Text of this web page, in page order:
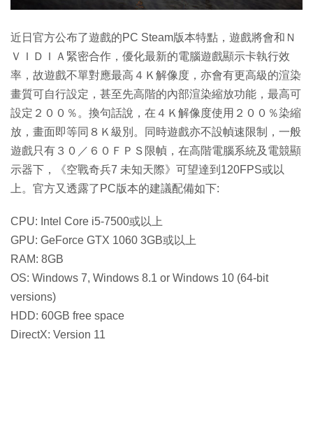
近日官方公布了遊戲的PC Steam版本特點，遊戲將會和Ｎ
ＶＩＤＩＡ緊密合作，優化最新的電腦遊戲顯示卡執行效
率，故遊戲不單對應最高４Ｋ解像度，亦會有更高級的渲染
畫質可自行設定，甚至先高階的內部渲染縮放功能，最高可
設定２００％。換句話說，在４Ｋ解像度使用２００％染縮
放，畫面即等同８Ｋ級別。同時遊戲亦不設幀速限制，一般
遊戲只有３０／６０ＦＰＳ限幀，在高階電腦系統及電競顯
示器下，《空戰奇兵7 未知天際》可望達到120FPS或以
上。官方又透露了PC版本的建議配備如下:
CPU: Intel Core i5-7500或以上
GPU: GeForce GTX 1060 3GB或以上
RAM: 8GB
OS: Windows 7, Windows 8.1 or Windows 10 (64-bit
versions)
HDD: 60GB free space
DirectX: Version 11